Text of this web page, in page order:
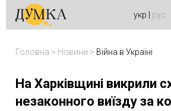
укр рус
Головна > Новини > Війна в Україні
На Харківщині викрили
незаконного виїзду за